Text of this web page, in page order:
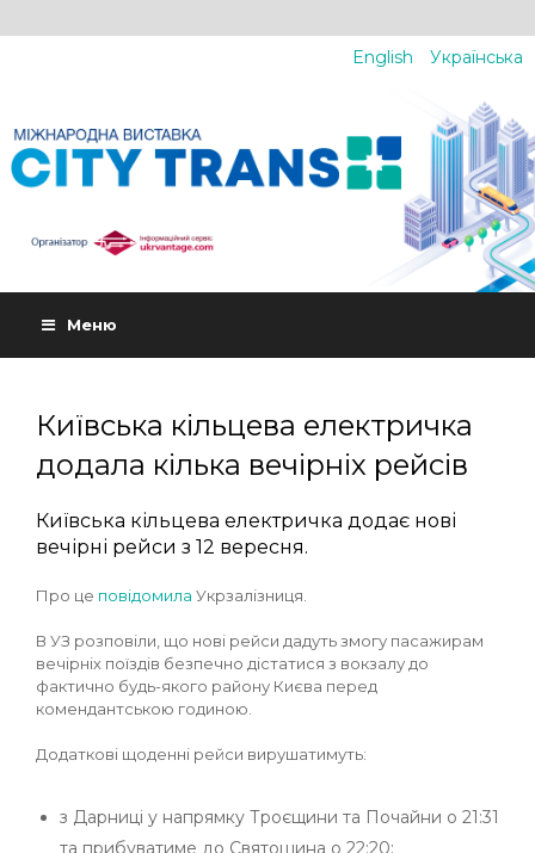
English Українська
Меню
Київська кільцева електричка
додала кілька вечірніх рейсів
Київська кільцева електричка додає нові
вечірні рейси з 12 вересня.
Про це повідомила Укрзалізниця.
В УЗ розповіли, що нові рейси дадуть змогу пасажирам
вечірніх поїздів безпечно дістатися з вокзалу до
фактично будь-якого району Києва перед
комендантською годиною.
Додаткові щоденні рейси вирушатимуть:
з Дарниці у напрямку Троєщини та Почайни о 21:31
та прибуватиме до Святошина о 22:20;